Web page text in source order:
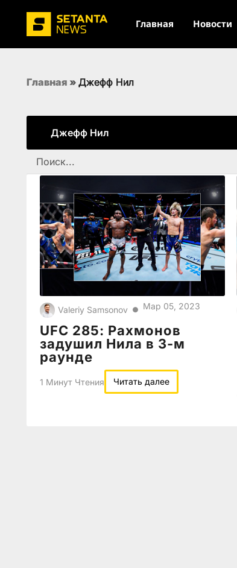
Главная Новости
Главная » Джефф Нил
Джефф Нил
Valeriy Samsonov ● Мар 05, 2023
UFC 285: Рахмонов
задушил Нила в 3-м
раунде
1 Минут Чтения Читать далее